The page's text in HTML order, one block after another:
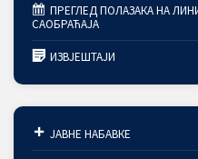
ПРЕГЛЕД ПОЛАЗАКА НА
САОБРАЋАЈА
ИЗВЈЕШТАЈИ
ЈАВНЕ НАБАВКЕ